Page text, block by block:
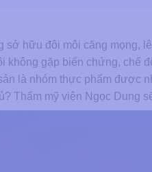
sở hữu đôi môi căng mọng,
không gặp biến chứng, chế
là nhóm thực phẩm được
Thẩm mỹ viện Ngọc Dung